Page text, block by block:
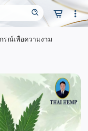
รณ์เพื่อความงาม